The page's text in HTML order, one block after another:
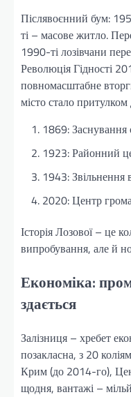
Післявоєнний бум:
ті – масове житло.
1990-ті лозівчани
Революція Гідності
повномасштабне
місто стало
1869: Заснування
1923: Районний
1943: Звільнення
2020: Центр
Історія Лозової – це
випробування, але й
Економіка:
здається
Залізниця – хребет
позакласна, з 20
Крим (до 2014-го),
щодня, вантажі –